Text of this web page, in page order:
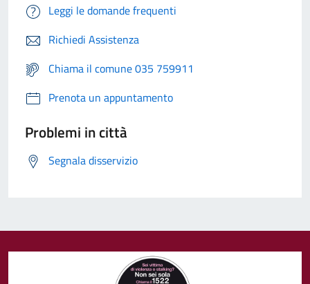
Leggi le domande frequenti
Richiedi Assistenza
Chiama il comune 035 759911
Prenota un appuntamento
Problemi in città
Segnala disservizio